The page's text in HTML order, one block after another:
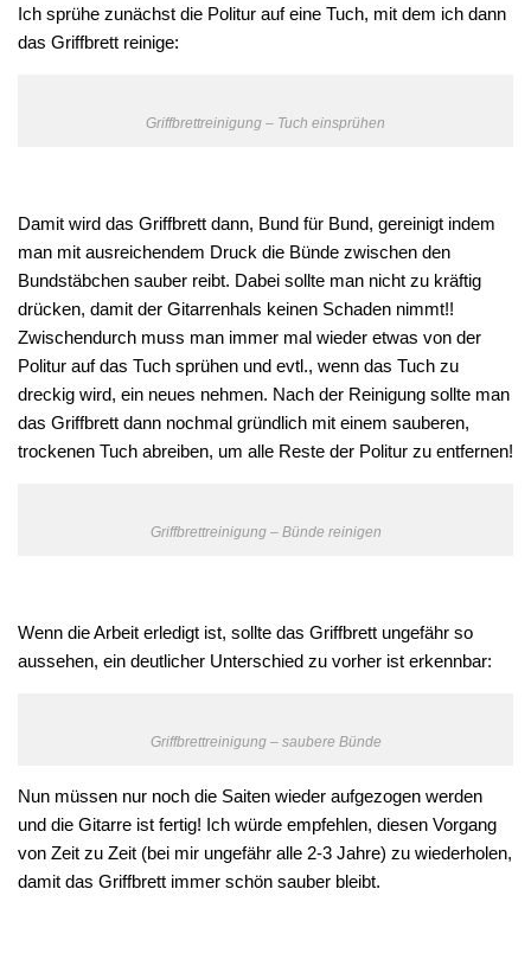
Ich sprühe zunächst die Politur auf eine Tuch, mit dem ich dann
das Griffbrett reinige:
Griffbrettreinigung – Tuch einsprühen
Damit wird das Griffbrett dann, Bund für Bund, gereinigt indem
man mit ausreichendem Druck die Bünde zwischen den
Bundstäbchen sauber reibt. Dabei sollte man nicht zu kräftig
drücken, damit der Gitarrenhals keinen Schaden nimmt!!
Zwischendurch muss man immer mal wieder etwas von der
Politur auf das Tuch sprühen und evtl., wenn das Tuch zu
dreckig wird, ein neues nehmen. Nach der Reinigung sollte man
das Griffbrett dann nochmal gründlich mit einem sauberen,
trockenen Tuch abreiben, um alle Reste der Politur zu entfernen!
Griffbrettreinigung – Bünde reinigen
Wenn die Arbeit erledigt ist, sollte das Griffbrett ungefähr so
aussehen, ein deutlicher Unterschied zu vorher ist erkennbar:
Griffbrettreinigung – saubere Bünde
Nun müssen nur noch die Saiten wieder aufgezogen werden
und die Gitarre ist fertig! Ich würde empfehlen, diesen Vorgang
von Zeit zu Zeit (bei mir ungefähr alle 2-3 Jahre) zu wiederholen,
damit das Griffbrett immer schön sauber bleibt.